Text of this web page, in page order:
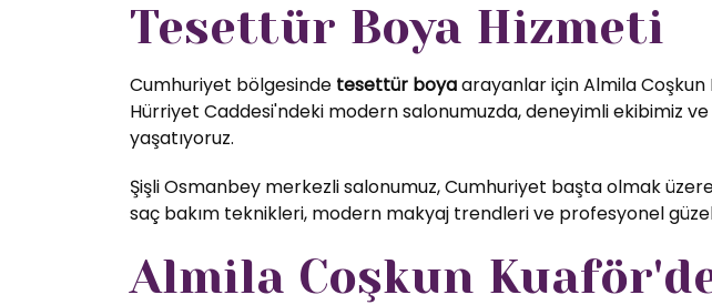
Tesettür Boya Hizmeti
Cumhuriyet bölgesinde tesettür boyaarayanlar için Almila
Hürriyet Caddesi'ndeki modern salonumuzda, deneyimli ekibimiz
yaşatıyoruz.
Şişli Osmanbey merkezli salonumuz, Cumhuriyet başta olmak
saç bakım teknikleri, modern makyaj trendleri ve profesyonel
Almila Coşkun